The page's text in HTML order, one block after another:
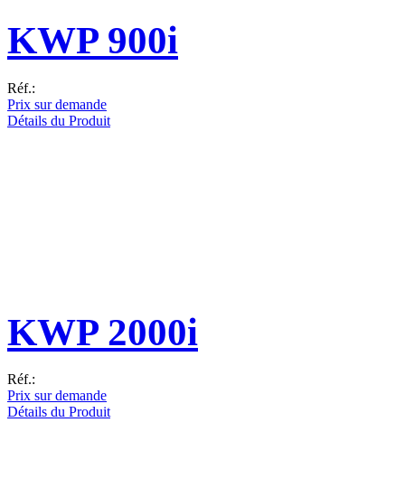
KWP 900i
Réf.:
Prix sur demande
Détails du Produit
KWP 2000i
Réf.:
Prix sur demande
Détails du Produit